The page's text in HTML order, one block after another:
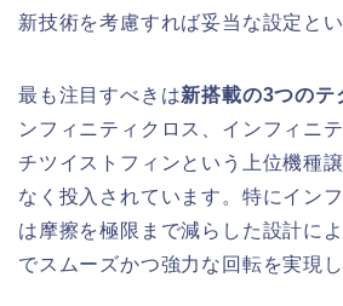
新技術を考慮すれば妥当な設定と
最も注目すべきは新搭載の3つのテ
ンフィニティクロス、インフィニ
チツイストフィンという上位機種
なく投入されています。特にイン
は摩擦を極限まで減らした設計に
でスムーズかつ強力な回転を実現し